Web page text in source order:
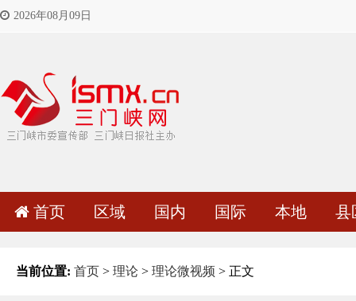
2026年08月09日
首页 区域 国内 国际 本地 县
当前位置: 首页 > 理论 > 理论微视频 > 正文